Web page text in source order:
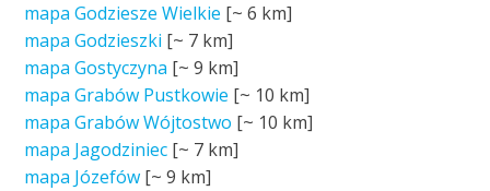
mapa Godziesze Wielkie [~6 km]
mapa Godzieszki [~ 7 km]
mapa Gostyczyna [~9 km]
mapa Grabów Pustkowie [~ 10 km]
mapa Grabów Wójtostwo [~ 10 km]
mapa Jagodziniec [~ 7 km]
mapa Józefów [~9 km]